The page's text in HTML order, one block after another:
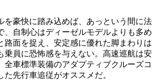
を豪快に踏み込めば、あっという間に法
、自制心はディーゼルモデルよりも多め
路面を捉え、安定感に優れた脚まわりは
乗員に恐怖感を与えない。高速巡航は安
全車標準装備のアダプティブクルーズコ
た先行車追従がオススメだ。